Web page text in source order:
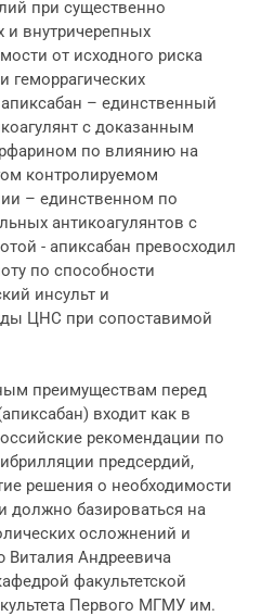
при существенно
и внутричерепных
от исходного риска
геморрагических
– единственный
с доказанным
по влиянию на
контролируемом
– единственном по
антикоагулянтов с
- апиксабан превосходил
по способности
инсульт и
ЦНС при сопоставимой
преимуществам перед
входит как в
рекомендации по
предсердий,
решения о необходимости
должно базироваться на
осложнений и
Виталия Андреевича
факультетской
Первого МГМУ им.